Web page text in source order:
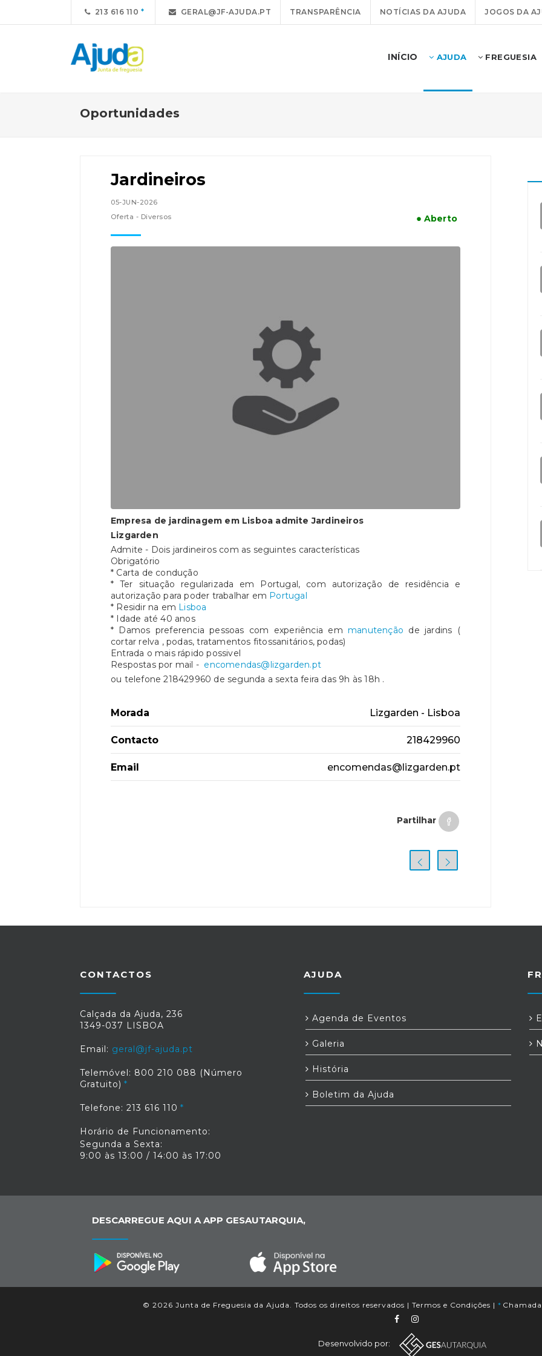
213 616 110 GERAL@JF-AJUDA.PT TRANSPARÊNCIA NOTÍCIAS DA AJUDA JOGOS DA
INÍCIO AJUDA FREGUESIA
Oportunidades
Jardineiros
05-JUN-2026
Oferta - Diversos
● Aberto
Empresa de jardinagem em Lisboa admite Jardineiros
Lizgarden
Admite - Dois jardineiros com as seguintes características
Obrigatório
* Carta de condução
* Ter situação regularizada em Portugal, com autorização de residência e
autorização para poder trabalhar em Portugal
* Residir na em Lisboa
* Idade até 40 anos
* Damos preferencia pessoas com experiência emmanutenção de jardins (
cortar relva , podas, tratamentos fitossanitários, podas)
Entrada o mais rápido possivel
Respostas por mail - encomendas@lizgarden.pt
ou telefone 218429960 de segunda a sexta feira das 9h às 18h .
Morada Lizgarden - Lisboa
Contacto 218429960
Email encomendas@lizgarden.pt
Partilhar
CONTACTOS
Calçada da Ajuda, 236
1349-037 LISBOA
Email: geral@jf-ajuda.pt
Telemóvel: 800 210 088 (Número
Gratuito)
Telefone: 213 616 110
Horário de Funcionamento:
Segunda a Sexta:
9:00 às 13:00 / 14:00 às 17:00
AJUDA
Agenda de Eventos
Galeria
História
Boletim da Ajuda
DESCARREGUE AQUI A APP GESAUTARQUIA,
© 2026 Junta de Freguesia da Ajuda. Todos os direitos reservados | Termos e Condições | *
Desenvolvido por: